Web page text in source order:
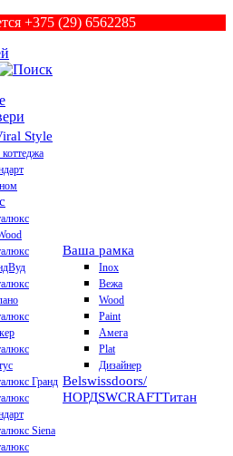
+375 (29) 6562285
Style
Гранд
Siena
Ваша рамка
Inox
Вежа
Wood
Paint
Амега
Plat
Дизайнер
Belswissdoors/
НОРДSWCRAFTТитан